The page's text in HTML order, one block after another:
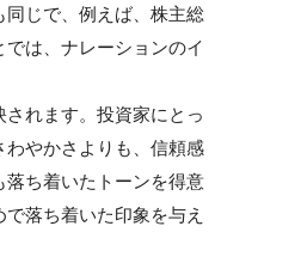
じで、例えば、株主総
は、ナレーションのイ
れます。投資家にとっ
やかさよりも、信頼感
ち着いたトーンを得意
落ち着いた印象を与え